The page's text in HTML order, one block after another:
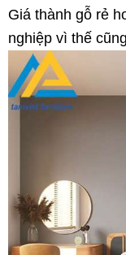
Giá thành gỗ rẻ
nghiệp vì thế